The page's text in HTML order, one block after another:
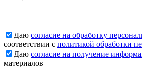
Даю согласие на обработку
соответствии с политикой обработки
Даю согласие на получение
материалов